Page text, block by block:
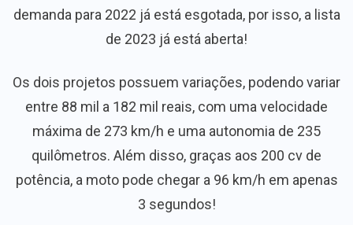
demanda para 2022 já está esgotada, por isso, a lista
de 2023 já está aberta!
Os dois projetos possuem variações, podendo variar
entre 88 mil a 182 mil reais, com uma velocidade
máxima de 273 km/h e uma autonomia de 235
quilômetros. Além disso, graças aos 200 cv de
potência, a moto pode chegar a 96 km/h em apenas
3 segundos!